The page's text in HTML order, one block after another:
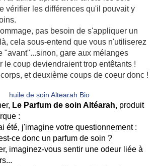
vérifier les différences qu'il pouvait y
pas besoin de s'appliquer un
cela sous-entend que vous n'utiliserez
"avant"...sinon, gare aux mélanges
le coup deviendraient trop entêtants !
et deuxième coups de coeur donc !
Le Parfum de soin Altéarah, produit
:
été, j'imagine votre questionnement :
ce donc un parfum de soin ?
imaginez-vous sentir une odeur liée à